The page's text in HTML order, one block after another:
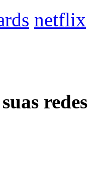
netflix
redes